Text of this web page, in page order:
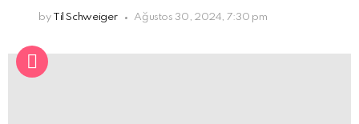
by Til Schweiger Ağustos 30, 2024, 7:30 pm